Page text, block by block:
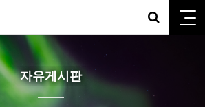
자유게시판